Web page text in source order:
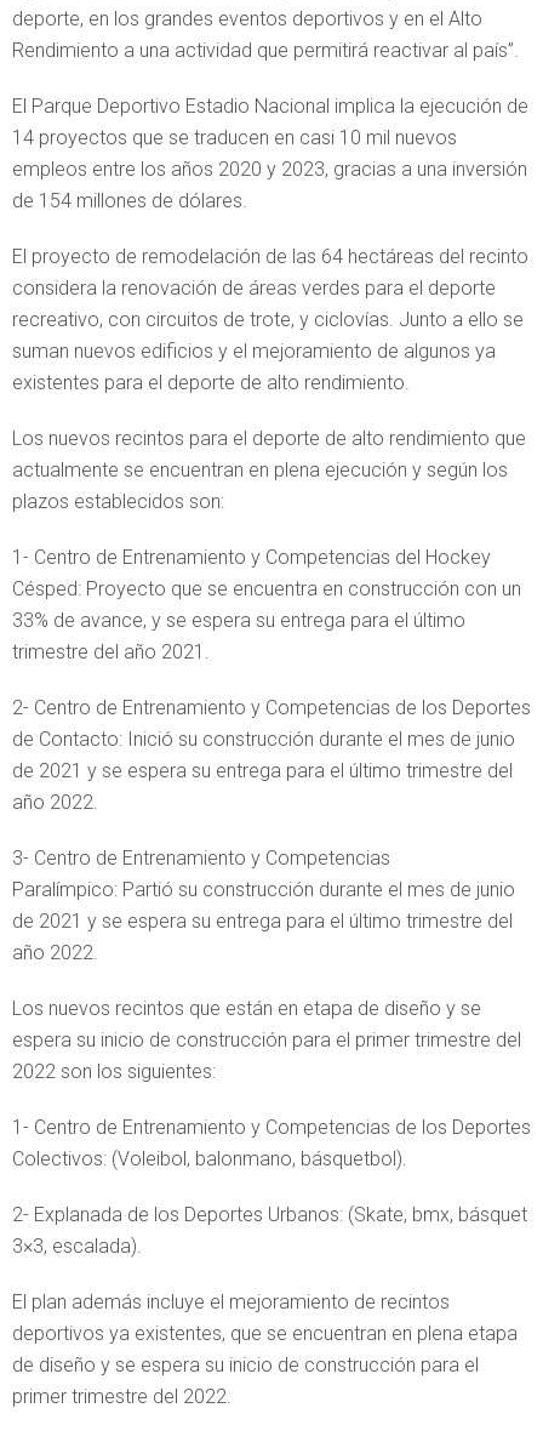
deporte, en los grandes eventos deportivos y en el Alto
Rendimiento a una actividad que permitirá reactivar al país”.
El Parque Deportivo Estadio Nacional implica la ejecución de
14 proyectos que se traducen en casi 10 mil nuevos
empleos entre los años 2020 y 2023, gracias a una inversión
de 154 millones de dólares.
El proyecto de remodelación de las 64 hectáreas del recinto
considera la renovación de áreas verdes para el deporte
recreativo, con circuitos de trote, y ciclovías. Junto a ello se
suman nuevos edificios y el mejoramiento de algunos ya
existentes para el deporte de alto rendimiento.
Los nuevos recintos para el deporte de alto rendimiento que
actualmente se encuentran en plena ejecución y según los
plazos establecidos son:
1- Centro de Entrenamiento y Competencias del Hockey
Césped: Proyecto que se encuentra en construcción con un
33% de avance, y se espera su entrega para el último
trimestre del año 2021.
2- Centro de Entrenamiento y Competencias de los Deportes
de Contacto: Inició su construcción durante el mes de junio
de 2021 y se espera su entrega para el último trimestre del
año 2022.
3- Centro de Entrenamiento y Competencias
Paralímpico: Partió su construcción durante el mes de junio
de 2021 y se espera su entrega para el último trimestre del
año 2022.
Los nuevos recintos que están en etapa de diseño y se
espera su inicio de construcción para el primer trimestre del
2022 son los siguientes:
1- Centro de Entrenamiento y Competencias de los Deportes
Colectivos: (Voleibol, balonmano, básquetbol).
2- Explanada de los Deportes Urbanos: (Skate, bmx, básquet
3×3, escalada).
El plan además incluye el mejoramiento de recintos
deportivos ya existentes, que se encuentran en plena etapa
de diseño y se espera su inicio de construcción para el
primer trimestre del 2022.